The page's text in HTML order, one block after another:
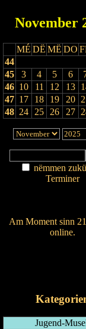
November
MÉ DË MË DO
44
45
3 4 5 6
46 10 11 12 13
47 17 18 19 20
48 24 25 26 27
nëmmen
Terminer
Am Moment sinn
online.
Jugend-